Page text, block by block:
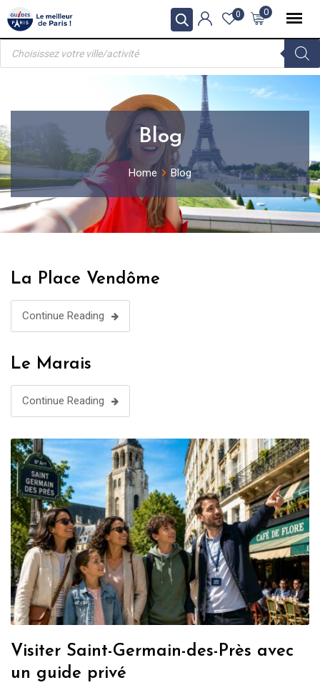
Skip
to
content
0
0
Recherche
produits
Blog
Home Blog
La Place Vendôme
Continue Reading
Le Marais
Continue Reading
Visiter Saint-Germain-des-Près avec
un guide privé